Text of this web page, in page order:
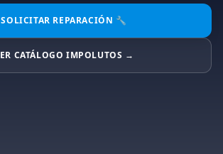
SOLICITAR REPARACIÓN 🔧
CATÁLOGO IMPOLUTOS →